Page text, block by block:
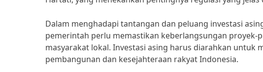
Dalam menghadapi tantangan dan peluang investasi
pemerintah perlu memastikan keberlangsungan
masyarakat lokal. Investasi asing harus diarahkan untuk
pembangunan dan kesejahteraan rakyat Indonesia.